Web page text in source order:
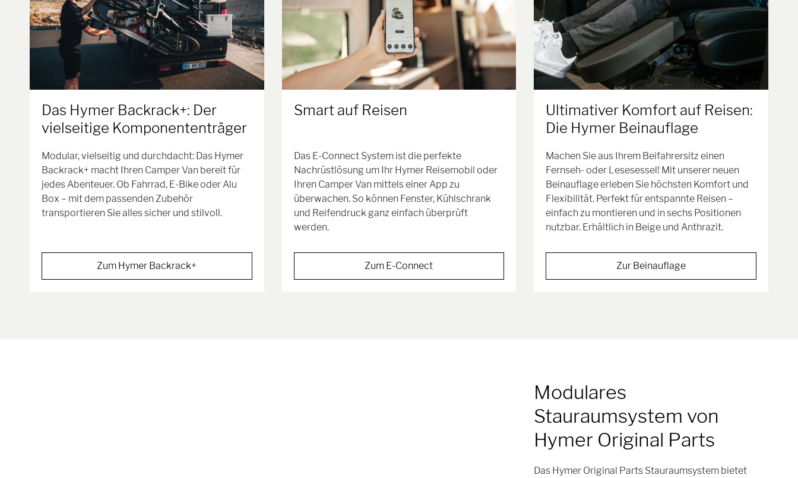
Das Hymer Backrack+: Der
vielseitige Komponententräger
Modular, vielseitig und durchdacht: Das Hymer
Backrack+ macht Ihren Camper Van bereit für
jedes Abenteuer. Ob Fahrrad, E-Bike oder Alu
Box – mit dem passenden Zubehör
transportieren Sie alles sicher und stilvoll.
Zum Hymer Backrack+
Smart auf Reisen
Das E-Connect System ist die perfekte
Nachrüstlösung um Ihr Hymer Reisemobil oder
Ihren Camper Van mittels einer App zu
überwachen. So können Fenster, Kühlschrank
und Reifendruck ganz einfach überprüft
werden.
Zum E-Connect
Ultimativer Komfort auf Reisen:
Die Hymer Beinauflage
Machen Sie aus Ihrem Beifahrersitz einen
Fernseh- oder Lesesessel! Mit unserer neuen
Beinauflage erleben Sie höchsten Komfort und
Flexibilität. Perfekt für entspannte Reisen –
einfach zu montieren und in sechs Positionen
nutzbar. Erhältlich in Beige und Anthrazit.
Zur Beinauflage
Modulares
Stauraumsystem von
Hymer Original Parts
Das Hymer Original Parts Stauraumsystem bietet